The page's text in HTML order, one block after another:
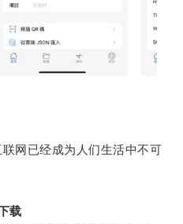
网已经成为人们生活中不可
载